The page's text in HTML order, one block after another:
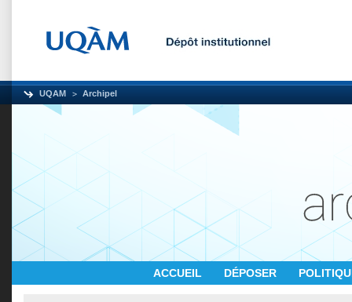
UQAM Archipel
ACCUEIL DÉPOSER